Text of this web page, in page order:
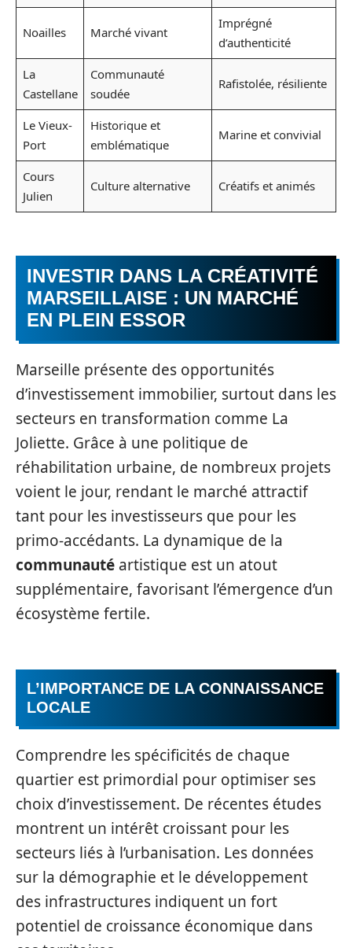
Noailles Marché vivant
Imprégné
d’authenticité
La
Castellane
Communauté
soudée
Rafistolée, résiliente
Le Vieux-
Port
Historique et
emblématique
Marine et convivial
Cours
Julien
Culture alternative Créatifs et animés
INVESTIR DANS LA CRÉATIVITÉ
MARSEILLAISE : UN MARCHÉ
EN PLEIN ESSOR
Marseille présente des opportunités
d’investissement immobilier, surtout dans les
secteurs en transformation comme La
Joliette. Grâce à une politique de
réhabilitation urbaine, de nombreux projets
voient le jour, rendant le marché attractif
tant pour les investisseurs que pour les
primo-accédants. La dynamique de la
communauté artistique est un atout
supplémentaire, favorisant l’émergence d’un
écosystème fertile.
L’IMPORTANCE DE LA CONNAISSANCE
LOCALE
Comprendre les spécificités de chaque
quartier est primordial pour optimiser ses
choix d’investissement. De récentes études
montrent un intérêt croissant pour les
secteurs liés à l’urbanisation. Les données
sur la démographie et le développement
des infrastructures indiquent un fort
potentiel de croissance économique dans